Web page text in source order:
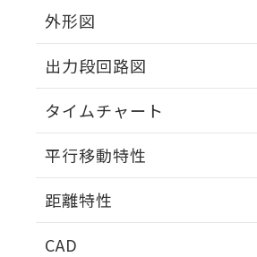
外形図
出力段回路図
タイムチャート
平行移動特性
距離特性
CAD